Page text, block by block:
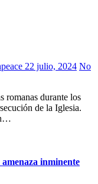
22 julio, 2024 No
de la Iglesia.
inminente